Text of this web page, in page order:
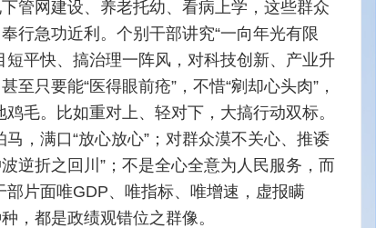
管网建设、养老托幼、看病上学，这些群众
行急功近利。个别干部讲究“一向年光有限
短平快、搞治理一阵风，对科技创新、产业升
只要能“医得眼前疮”，不惜“剜却心头肉”，
毛。比如重对上、轻对下，大搞行动双标。
，满口“放心放心”；对群众漠不关心、推诿
逆折之回川”；不是全心全意为人民服务，而
片面唯GDP、唯指标、唯增速，虚报瞒
，都是政绩观错位之群像。